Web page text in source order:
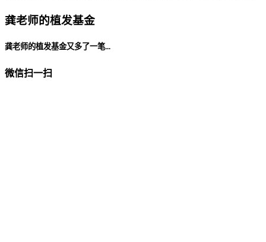
龚老师的植发基金
龚老师的植发基金又多了一笔...
微信扫一扫